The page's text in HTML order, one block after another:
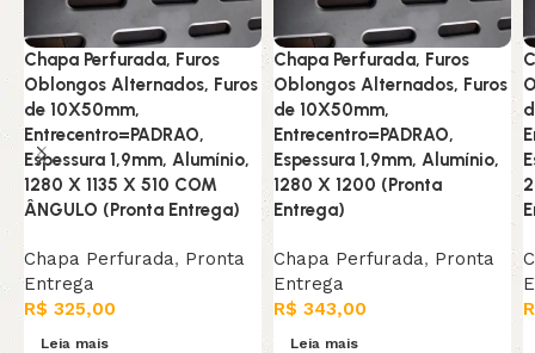
Chapa Perfurada, Furos
Oblongos Alternados, Furos
de 10X50mm,
Entrecentro=PADRAO,
Espessura 1,9mm, Alumínio,
1280 X 1135 X 510 COM
ÂNGULO (Pronta Entrega)
Chapa Perfurada, Pronta
Entrega
R$ 325,00
Leia mais
Chapa Perfurada, Furos
Oblongos Alternados, Furos
de 10X50mm,
Entrecentro=PADRAO,
Espessura 1,9mm, Alumínio,
1280 X 1200 (Pronta
Entrega)
Chapa Perfurada, Pronta
Entrega
R$ 343,00
Leia mais